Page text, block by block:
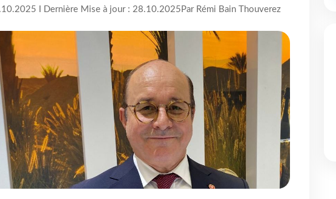
I Dernière Mise à jour : 28.10.2025 Par Rémi Bain Thouverez